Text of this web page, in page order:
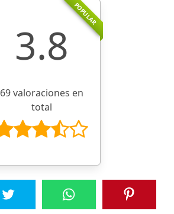
POPULAR
3.8
69 valoraciones en
total